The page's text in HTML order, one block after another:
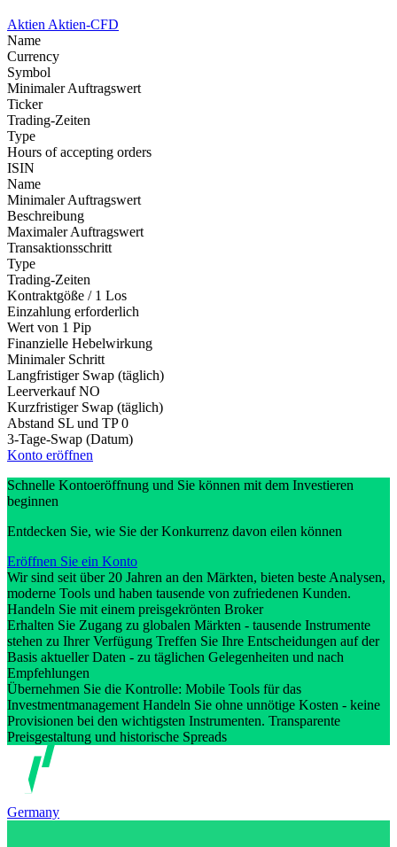
Aktien Aktien-CFD
Name
Currency
Symbol
Minimaler Auftragswert
Ticker
Trading-Zeiten
Type
Hours of accepting orders
ISIN
Name
Minimaler Auftragswert
Beschreibung
Maximaler Auftragswert
Transaktionsschritt
Type
Trading-Zeiten
Kontraktgöße / 1 Los
Einzahlung erforderlich
Wert von 1 Pip
Finanzielle Hebelwirkung
Minimaler Schritt
Langfristiger Swap (täglich)
Leerverkauf NO
Kurzfristiger Swap (täglich)
Abstand SL und TP 0
3-Tage-Swap (Datum)
Konto eröffnen
Schnelle Kontoeröffnung und Sie können mit dem Investieren
beginnen
Entdecken Sie, wie Sie der Konkurrenz davon eilen können
Eröffnen Sie ein Konto
Wir sind seit über 20 Jahren an den Märkten, bieten beste Analysen,
moderne Tools und haben tausende von zufriedenen Kunden.
Handeln Sie mit einem preisgekrönten Broker
Erhalten Sie Zugang zu globalen Märkten - tausende Instrumente
stehen zu Ihrer Verfügung Treffen Sie Ihre Entscheidungen auf der
Basis aktueller Daten - zu täglichen Gelegenheiten und nach
Empfehlungen
Übernehmen Sie die Kontrolle: Mobile Tools für das
Investmentmanagement Handeln Sie ohne unnötige Kosten - keine
Provisionen bei den wichtigsten Instrumenten. Transparente
Preisgestaltung und historische Spreads
Germany